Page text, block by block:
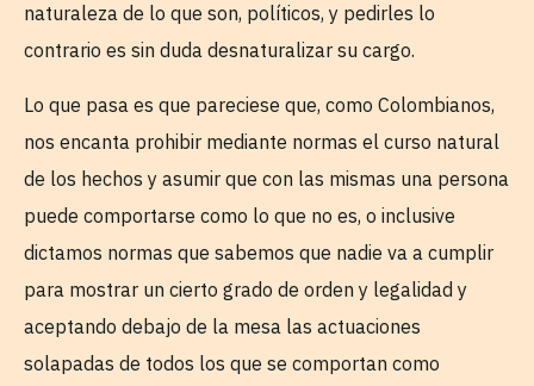
naturaleza de lo que son, políticos, y pedirles lo
contrario es sin duda desnaturalizar su cargo.
Lo que pasa es que pareciese que, como Colombianos,
nos encanta prohibir mediante normas el curso natural
de los hechos y asumir que con las mismas una persona
puede comportarse como lo que no es, o inclusive
dictamos normas que sabemos que nadie va a cumplir
para mostrar un cierto grado de orden y legalidad y
aceptando debajo de la mesa las actuaciones
solapadas de todos los que se comportan como